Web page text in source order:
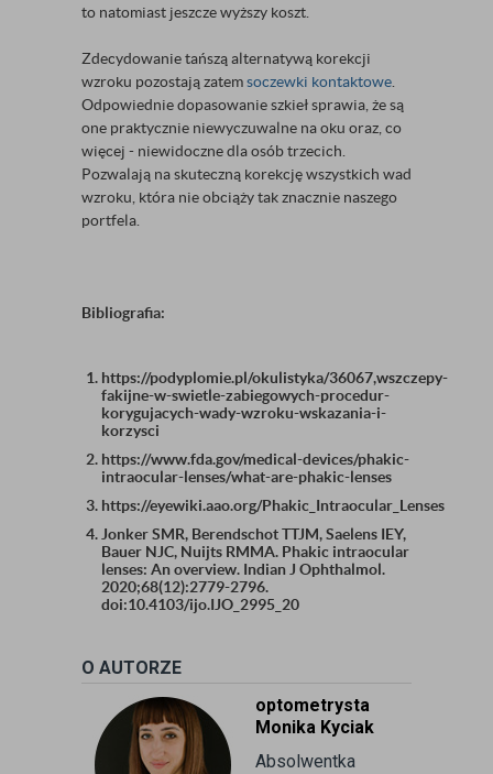
to natomiast jeszcze wyższy koszt.
Zdecydowanie tańszą alternatywą korekcji
wzroku pozostają zatemsoczewki kontaktowe.
Odpowiednie dopasowanie szkieł sprawia, że są
one praktycznie niewyczuwalne na oku oraz, co
więcej - niewidoczne dla osób trzecich.
Pozwalają na skuteczną korekcję wszystkich wad
wzroku, która nie obciąży tak znacznie naszego
portfela.
Bibliografia:
https://podyplomie.pl/okulistyka/36067,wszczepy-
fakijne-w-swietle-zabiegowych-procedur-
korygujacych-wady-wzroku-wskazania-i-
korzysci
https://www.fda.gov/medical-devices/phakic-
intraocular-lenses/what-are-phakic-lenses
https://eyewiki.aao.org/Phakic_Intraocular_Lenses
Jonker SMR, Berendschot TTJM, Saelens IEY,
Bauer NJC, Nuijts RMMA. Phakic intraocular
lenses: An overview. Indian J Ophthalmol.
2020;68(12):2779-2796.
doi:10.4103/ijo.IJO_2995_20
O AUTORZE
optometrysta
Monika Kyciak
Absolwentka